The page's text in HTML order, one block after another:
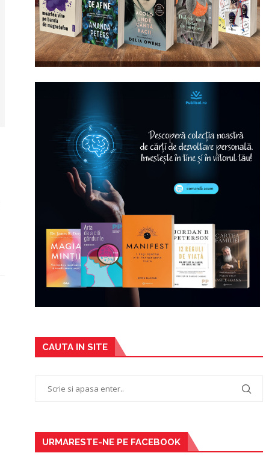
CAUTA IN SITE
URMARESTE-NE PE FACEBOOK